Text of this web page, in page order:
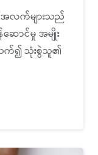
အလက်များသည်
ာင်မှု အမျိုး
သက်၍ သုံးစွဲသူ၏